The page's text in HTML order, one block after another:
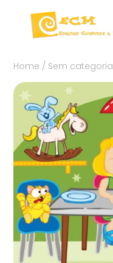
Home / Sem categoria